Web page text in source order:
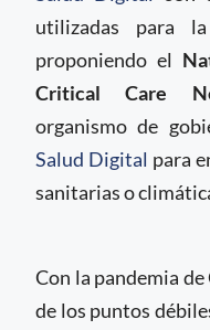
utilizadas para
proponiendo el
Critical Care
organismo de
Salud Digital para
sanitarias o
Con la pandemia
de los puntos